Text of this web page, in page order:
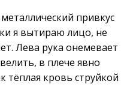
привкус
я вытираю лицо, не
Лева рука онемевает
в плече явно
тёплая кровь струйкой